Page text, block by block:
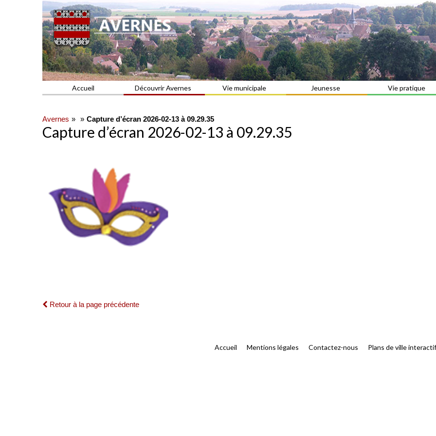
AVERNES
Commune du Val d'Oise
Accueil Découvrir Avernes Vie municipale Jeunesse Vie pratique
Avernes Capture d’écran 2026-02-13 à 09.29.35
Capture d’écran 2026-02-13 à 09.29.35
Retour à la page précédente
Accueil Mentions légales Contactez-nous Plans de ville